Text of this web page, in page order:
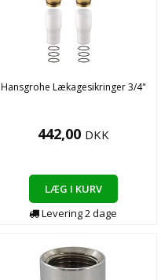
Hansgrohe Lækagesikringer 3/4"
442,00 DKK
LÆG I KURV
Levering2dage